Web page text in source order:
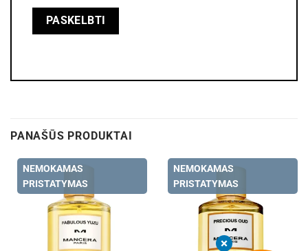
PANAŠŪS PRODUKTAI
NEMOKAMAS
PRISTATYMAS
NEMOKAMAS
PRISTATYMAS